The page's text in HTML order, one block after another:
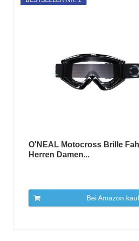
O'NEAL Motocross Brille
Herren Damen...
Bei Amazon